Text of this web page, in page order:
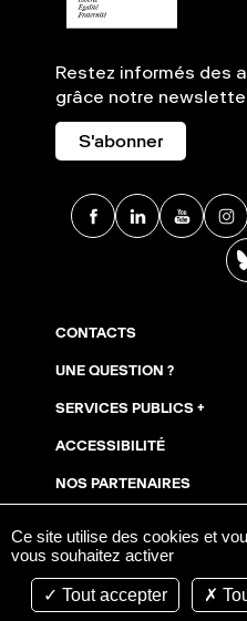
Restez informés des
grâce notre
S'abonner
Facebook
CONTACTS
UNE QUESTION ?
SERVICES PUBLICS +
ACCESSIBILITÉ
NOS PARTENAIRES
ESPACE PRESSE
Ce site utilise des cookies et
vous souhaitez activer
Tout accepter